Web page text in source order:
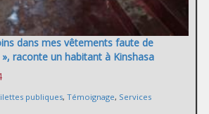
dans mes vêtements faute de
raconte un habitant à Kinshasa
publiques, Témoignage, Services